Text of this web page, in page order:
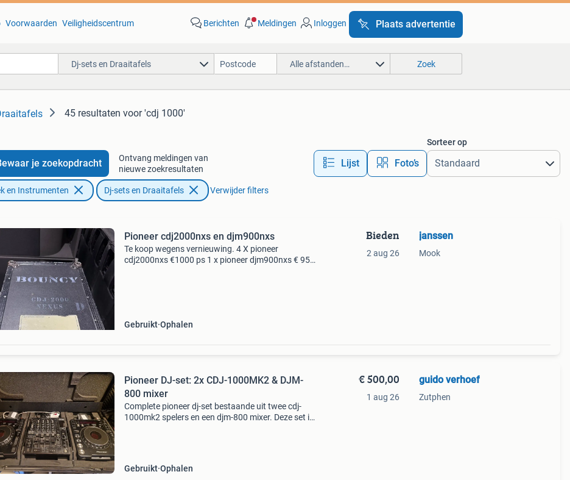
Voorwaarden Veiligheidscentrum Berichten Meldingen Inloggen Plaats advertentie
Dj-sets en Draaitafels Alle afstanden… Zoek
45 resultaten voor 'cdj 1000'
je zoekopdracht
Ontvang meldingen van
nieuwe zoekresultaten
Lijst Foto’s
Sorteer op
en Instrumenten Dj-sets en Draaitafels Verwijder filters
Pioneer cdj2000nxs en djm900nxs
Te koop wegens vernieuwing. 4 X pioneer
cdj2000nxs €1000 ps 1 x pioneer djm900nxs € 950
Gebruikt Ophalen
Bieden
2 aug 26
janssen
Mook
Pioneer DJ-set: 2x CDJ-1000MK2 & DJM-
800 mixer
Complete pioneer dj-set bestaande uit twee cdj-
1000mk2 spelers en een djm-800 mixer. Deze set is
Gebruikt Ophalen
€ 500,00
1 aug 26
guido verhoef
Zutphen